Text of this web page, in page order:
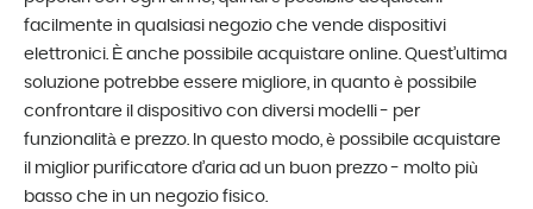
facilmente in qualsiasi negozio che vende dispositivi
elettronici. È anche possibile acquistare online. Quest’ultima
soluzione potrebbe essere migliore, in quanto è possibile
confrontare il dispositivo con diversi modelli - per
funzionalità e prezzo. In questo modo, è possibile acquistare
il miglior purificatore d’aria ad un buon prezzo - molto più
basso che in un negozio fisico.